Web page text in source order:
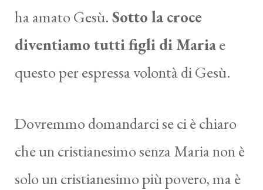
ha amato Gesù. Sotto la croce
diventiamo tutti figli di Mariae
questo per espressa volontà di Gesù.
Dovremmo domandarci se ci è chiaro
che un cristianesimo senza Maria non è
solo un cristianesimo più povero, ma è